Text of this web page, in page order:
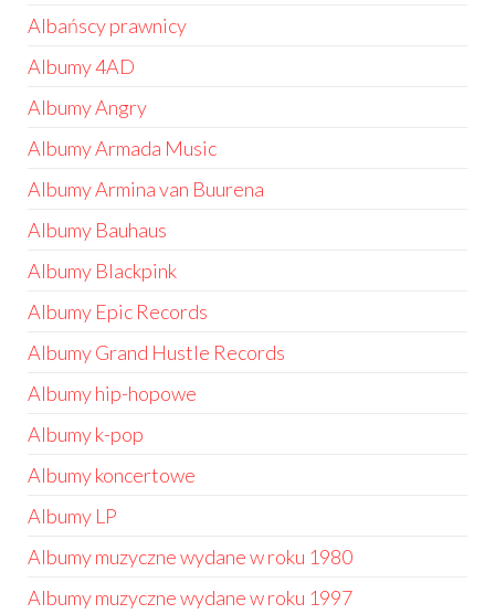
Albańscy prawnicy
Albumy 4AD
Albumy Angry
Albumy Armada Music
Albumy Armina van Buurena
Albumy Bauhaus
Albumy Blackpink
Albumy Epic Records
Albumy Grand Hustle Records
Albumy hip-hopowe
Albumy k-pop
Albumy koncertowe
Albumy LP
Albumy muzyczne wydane w roku 1980
Albumy muzyczne wydane w roku 1997